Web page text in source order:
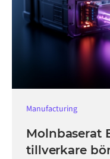
Manufacturing
Molnbaserat
tillverkare